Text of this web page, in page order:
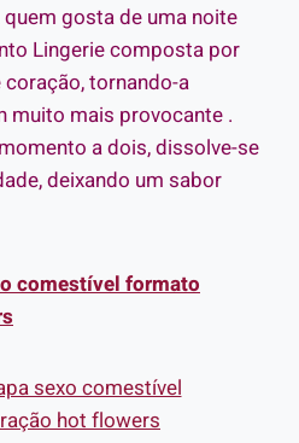
gosta de uma noite
Lingerie composta por
tornando-a
muito mais provocante .
a dois, dissolve-se
deixando um sabor
comestível formato